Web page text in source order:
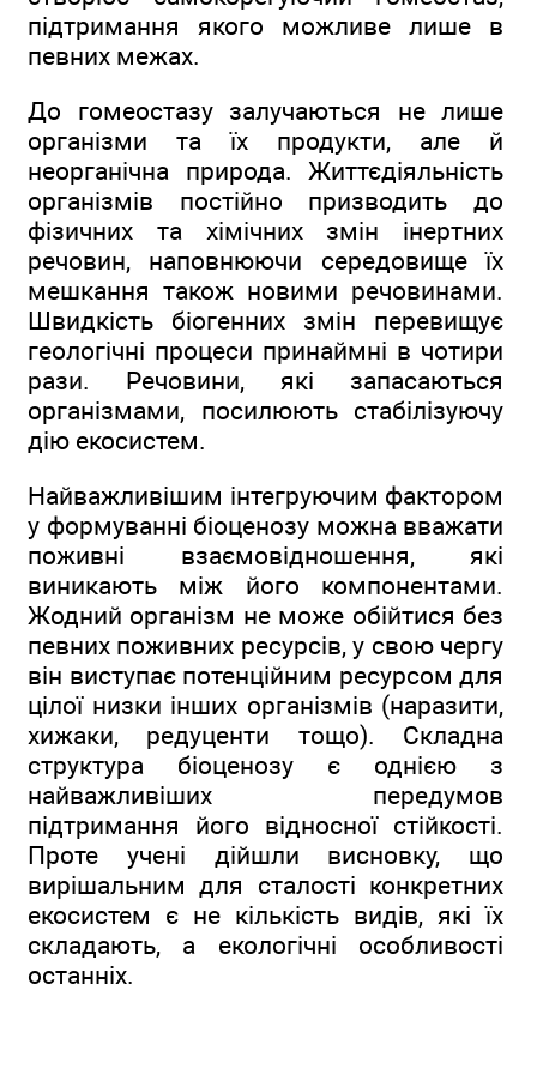
підтримання якого можливе лише в
певних межах.
До гомеостазу залучаються не лише
організми та їх продукти, але й
неорганічна природа. Життєдіяльність
організмів постійно призводить до
фізичних та хімічних змін інертних
речовин, наповнюючи середовище їх
мешкання також новими речовинами.
Швидкість біогенних змін перевищує
геологічні процеси принаймні в чотири
рази. Речовини, які запасаються
організмами, посилюють стабілізуючу
дію екосистем.
Найважливішим інтегруючим фактором
у формуванні біоценозу можна вважати
поживні взаємовідношення, які
виникають між його компонентами.
Жодний організм не може обійтися без
певних поживних ресурсів, у свою чергу
він виступає потенційним ресурсом для
цілої низки інших організмів (наразити,
хижаки, редуценти тощо). Складна
структура біоценозу є однією з
найважливіших передумов
підтримання його відносної стійкості.
Проте учені дійшли висновку, що
вирішальним для сталості конкретних
екосистем є не кількість видів, які їх
складають, а екологічні особливості
останніх.